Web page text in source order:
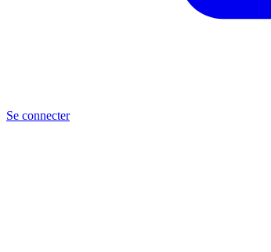
Se connecter